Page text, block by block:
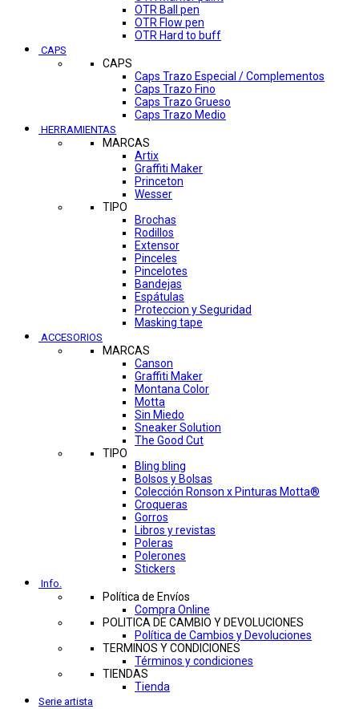
OTR Ball pen
OTR Flow pen
OTR Hard to buff
CAPS
CAPS
Caps Trazo Especial / Complementos
Caps Trazo Fino
Caps Trazo Grueso
Caps Trazo Medio
HERRAMIENTAS
MARCAS
Artix
Graffiti Maker
Princeton
Wesser
TIPO
Brochas
Rodillos
Extensor
Pinceles
Pincelotes
Bandejas
Espátulas
Proteccion y Seguridad
Masking tape
ACCESORIOS
MARCAS
Canson
Graffiti Maker
Montana Color
Motta
Sin Miedo
Sneaker Solution
The Good Cut
TIPO
Bling bling
Bolsos y Bolsas
Colección Ronson x Pinturas Motta®
Croqueras
Gorros
Libros y revistas
Poleras
Polerones
Stickers
Info.
Política de Envíos
Compra Online
POLITICA DE CAMBIO Y DEVOLUCIONES
Política de Cambios y Devoluciones
TERMINOS Y CONDICIONES
Términos y condiciones
TIENDAS
Tienda
Serie artista